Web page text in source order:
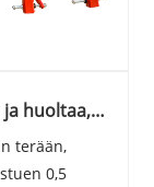
huoltaa,
terään,
0,5